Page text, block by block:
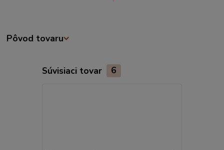
Pôvod tovaru
Súvisiaci tovar 6